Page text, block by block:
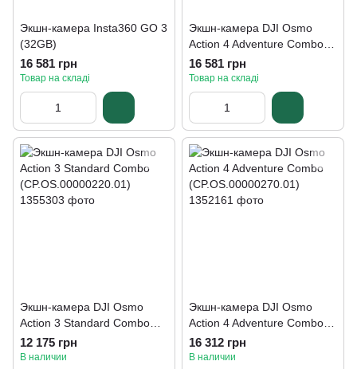
Экшн-камера Insta360 GO 3
(32GB)
16 581 грн
Товар на складі
Экшн-камера DJI Osmo
Action 4 Adventure Combo
(CP.OS.00000270.01)
16 581 грн
Товар на складі
Экшн-камера DJI Osmo
Action 3 Standard Combo
(CP.OS.00000220.01)
12 175 грн
В наличии
Экшн-камера DJI Osmo
Action 4 Adventure Combo
(CP.OS.00000270.01)
16 312 грн
В наличии